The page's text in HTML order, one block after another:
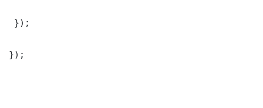
});
});